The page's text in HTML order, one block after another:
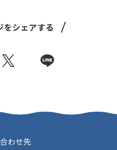
をシェアする
わせ先